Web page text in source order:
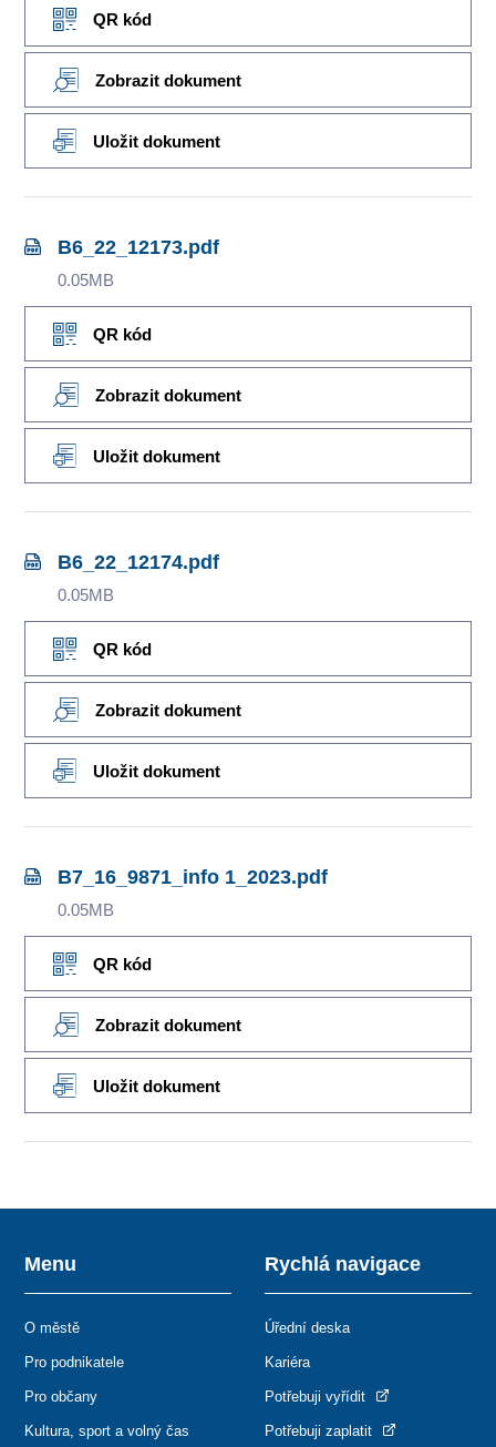
QR kód
Zobrazit dokument
Uložit dokument
B6_22_12173.pdf
0.05MB
QR kód
Zobrazit dokument
Uložit dokument
B6_22_12174.pdf
0.05MB
QR kód
Zobrazit dokument
Uložit dokument
B7_16_9871_info 1_2023.pdf
0.05MB
QR kód
Zobrazit dokument
Uložit dokument
Menu
O městě
Pro podnikatele
Pro občany
Kultura, sport a volný čas
Rychlá navigace
Úřední deska
Kariéra
Potřebuji vyřídit
Potřebuji zaplatit